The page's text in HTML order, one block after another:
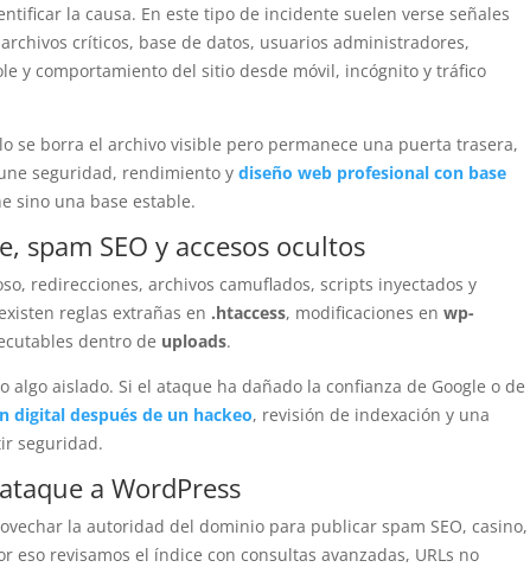
la causa. En este tipo de incidente suelen verse señales
críticos, base de datos, usuarios administradores,
y comportamiento del sitio desde móvil, incógnito y tráfico
se borra el archivo visible pero permanece una puerta trasera,
seguridad, rendimiento ydiseño web profesional con base
sino una base estable.
spam SEO y accesos ocultos
redirecciones, archivos camuflados, scripts inyectados y
reglas extrañas en .htaccess, modificaciones enwp-
dentro de uploads.
algo aislado. Si el ataque ha dañado la confianza de Google o de
digital después de un hackeo, revisión de indexación y una
seguridad.
a WordPress
la autoridad del dominio para publicar spam SEO, casino,
revisamos el índice con consultas avanzadas, URLs no